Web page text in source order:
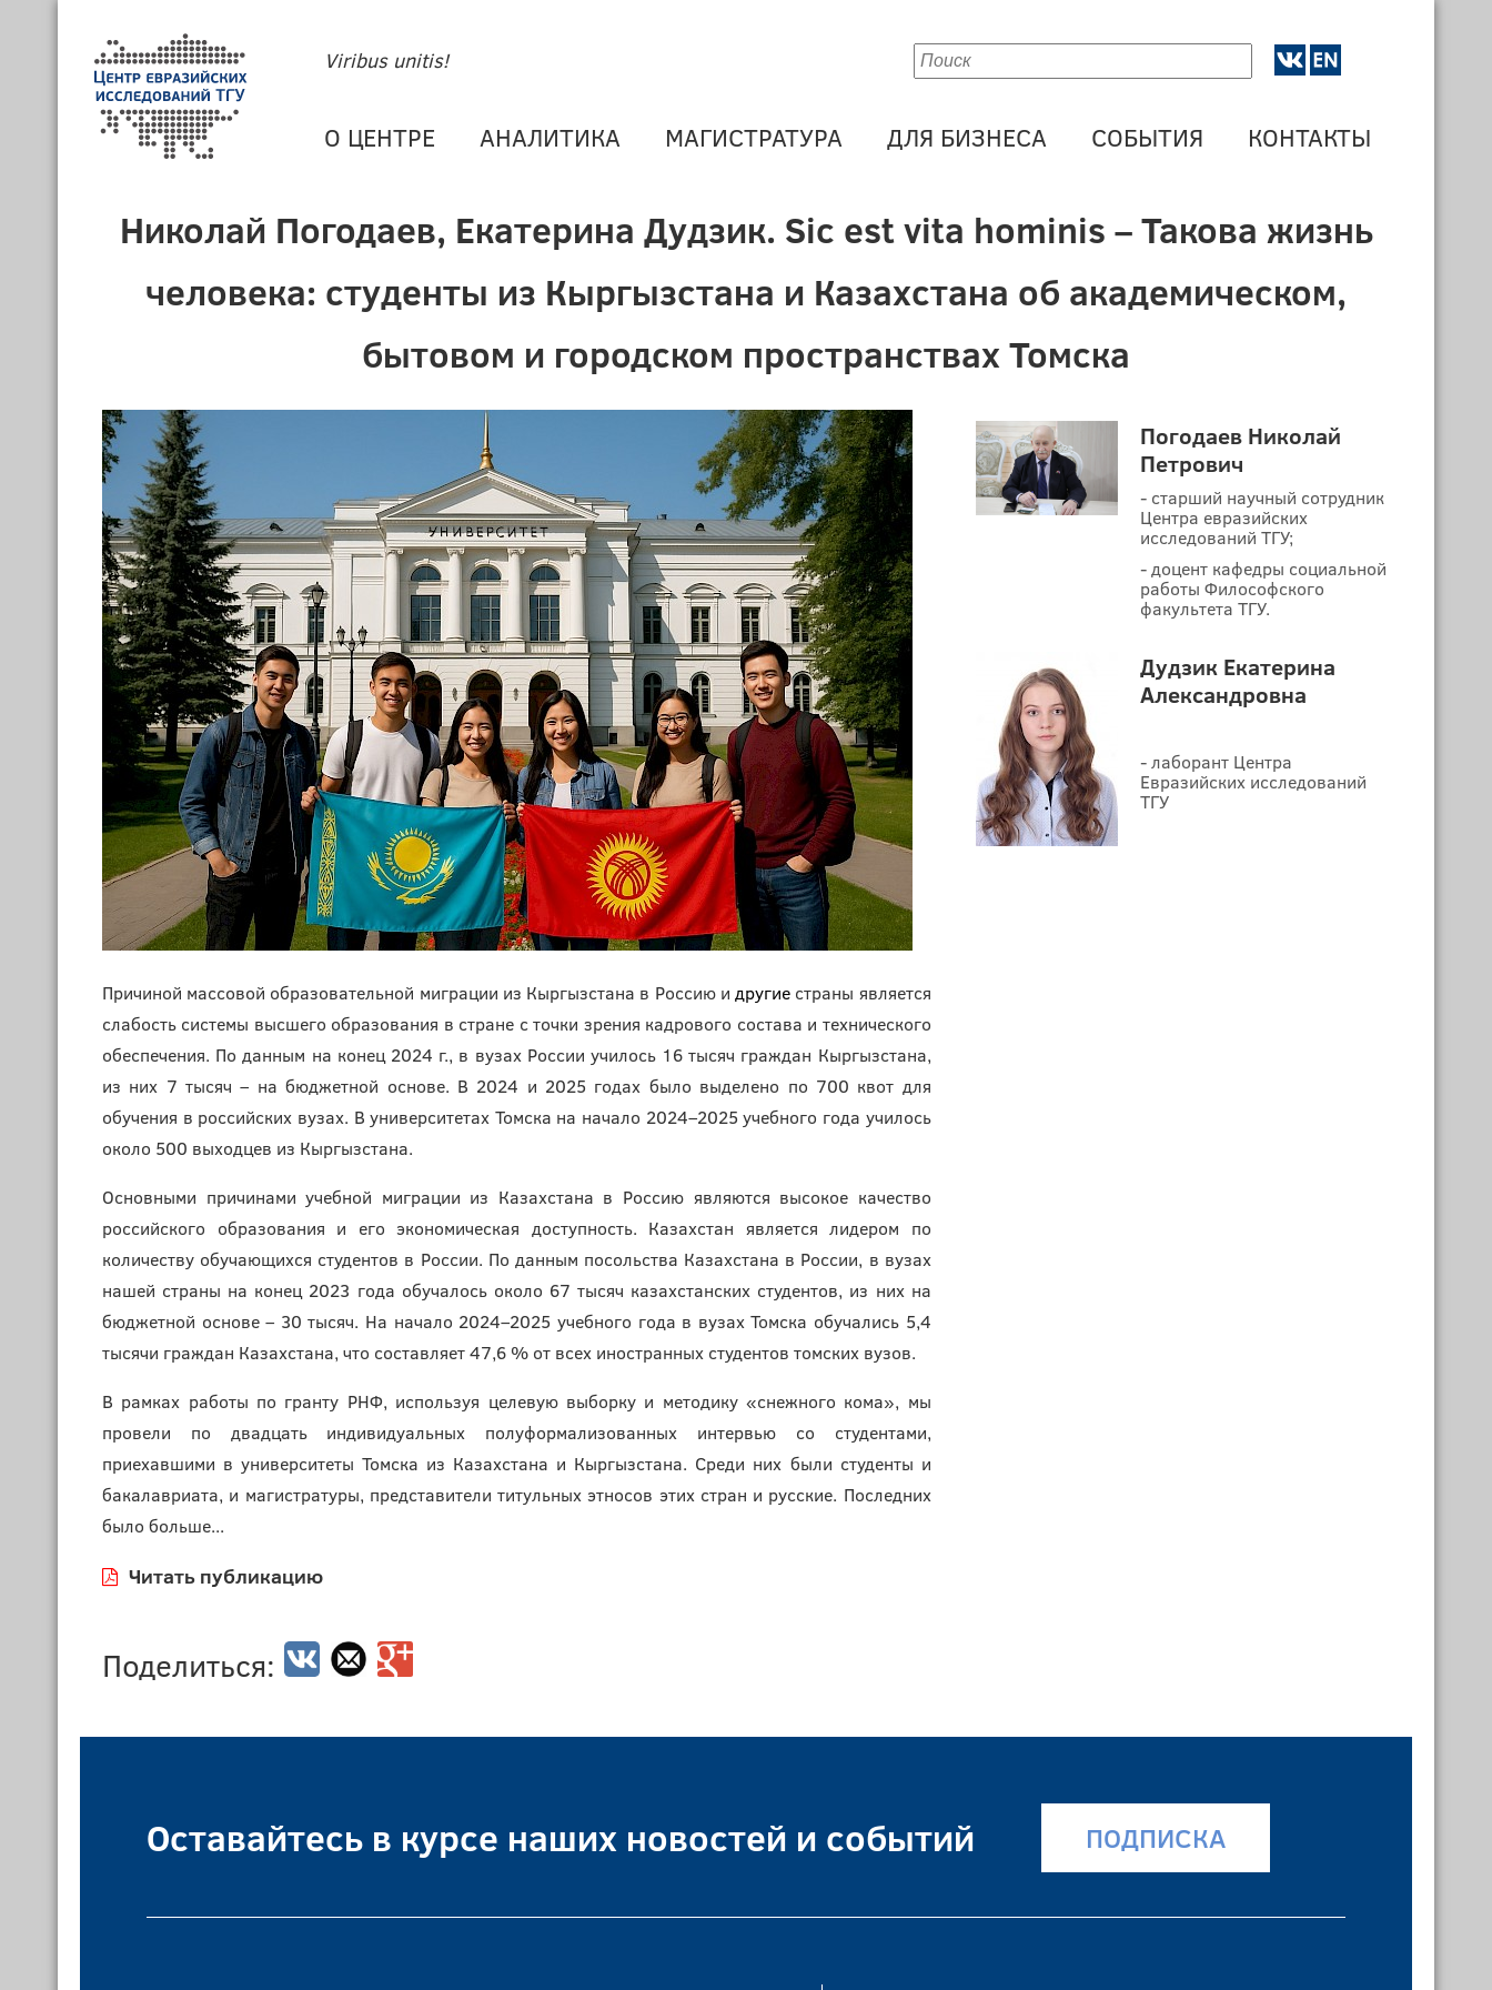
Viribus unitis!
О ЦЕНТРЕ АНАЛИТИКА МАГИСТРАТУРА ДЛЯ БИЗНЕСА СОБЫТИЯ КОНТАКТЫ
Николай Погодаев, Екатерина Дудзик. Sic est vita hominis – Такова жизнь
человека: студенты из Кыргызстана и Казахстана об академическом,
бытовом и городском пространствах Томска
Причиной массовой образовательной миграции из Кыргызстана в Россию и другие страны является
слабость системы высшего образования в стране с точки зрения кадрового состава и технического
обеспечения. По данным на конец 2024 г., в вузах России училось 16 тысяч граждан Кыргызстана,
из них 7 тысяч – на бюджетной основе. В 2024 и 2025 годах было выделено по 700 квот для
обучения в российских вузах. В университетах Томска на начало 2024–2025 учебного года училось
около 500 выходцев из Кыргызстана.
Основными причинами учебной миграции из Казахстана в Россию являются высокое качество
российского образования и его экономическая доступность. Казахстан является лидером по
количеству обучающихся студентов в России. По данным посольства Казахстана в России, в вузах
нашей страны на конец 2023 года обучалось около 67 тысяч казахстанских студентов, из них на
бюджетной основе – 30 тысяч. На начало 2024–2025 учебного года в вузах Томска обучались 5,4
тысячи граждан Казахстана, что составляет 47,6 % от всех иностранных студентов томских вузов.
В рамках работы по гранту РНФ, используя целевую выборку и методику «снежного кома», мы
провели по двадцать индивидуальных полуформализованных интервью со студентами,
приехавшими в университеты Томска из Казахстана и Кыргызстана. Среди них были студенты и
бакалавриата, и магистратуры, представители титульных этносов этих стран и русские. Последних
было больше...
Читать публикацию
Поделиться:
Погодаев Николай
Петрович
- старший научный сотрудник
Центра евразийских
исследований ТГУ;
- доцент кафедры социальной
работы Философского
факультета ТГУ.
Дудзик Екатерина
Александровна
- лаборант Центра
Евразийских исследований
ТГУ
Оставайтесь в курсе наших новостей и событий ПОДПИСКА